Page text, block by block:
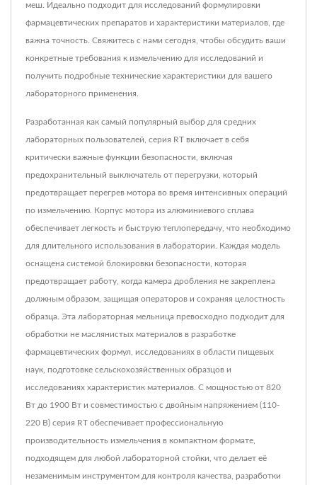
меш. Идеально подходит для исследований формулировки
фармацевтических препаратов и характеристики материалов, где
важна точность. Свяжитесь с нами сегодня, чтобы обсудить ваши
конкретные требования к измельчению для исследований и
получить подробные технические характеристики для вашего
лабораторного применения.
Разработанная как самый популярный выбор для средних
лабораторных пользователей, серия RT включает в себя
критически важные функции безопасности, включая
предохранительный выключатель от перегрузки, который
предотвращает перегрев мотора во время интенсивных операций
по измельчению. Корпус мотора из алюминиевого сплава
обеспечивает легкость и быструю теплопередачу, что необходимо
для длительного использования в лаборатории. Каждая модель
оснащена системой блокировки безопасности, которая
предотвращает работу, когда камера дробления не закреплена
должным образом, защищая операторов и сохраняя целостность
образца. Эта лабораторная мельница превосходно подходит для
обработки не маслянистых материалов в разработке
фармацевтических формул, исследованиях в области пищевых
наук, подготовке сельскохозяйственных образцов и
исследованиях характеристик материалов. С мощностью от 820
Вт до 1900 Вт и совместимостью с двойным напряжением (110-
220 В) серия RT обеспечивает профессиональную
производительность измельчения в компактном формате,
подходящем для любой лабораторной стойки, что делает её
незаменимым инструментом для контроля качества, разработки